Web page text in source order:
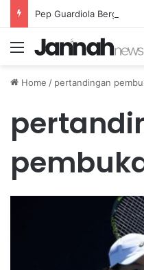
Menu
Home / pertandingan